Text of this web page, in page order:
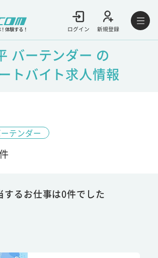
体験する！ ログイン 新規登録
バーテンダー の
トバイト求人情報
テンダー
するお仕事は0件でした